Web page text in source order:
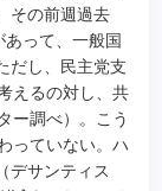
その前週過去
って、一般国
だし、民主党支
えるの対し、共
ー調べ）。こう
っていない。ハ
デサンティス